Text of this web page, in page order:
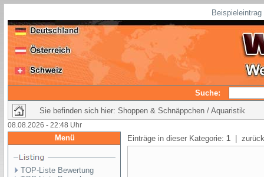
Suche:
Sie befinden sich hier: Shoppen & Schnäppchen / Aquaristik
08.08.2026 - 22:48 Uhr
Menü
TOP-Liste Bewertung
Einträge in dieser Kategorie: 1 |